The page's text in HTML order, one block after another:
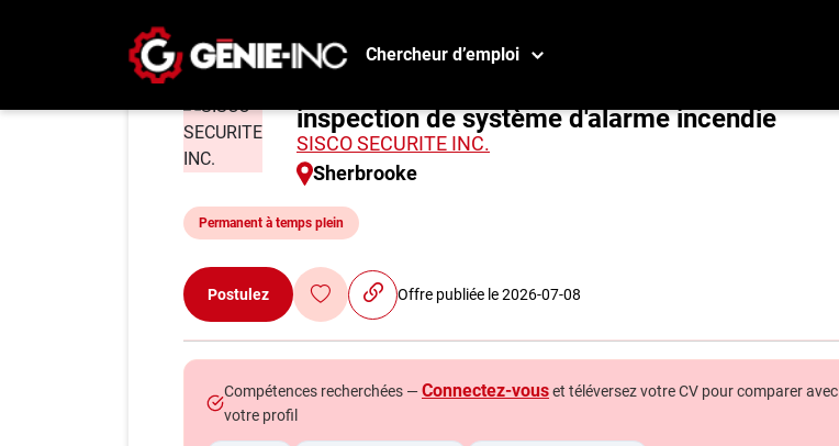
Chercheur d’emploi
Recherchez un emploi
Ma boîte à outils
inspection de système d'alarme incendie
SISCO SECURITE INC.
Sherbrooke
Permanent à temps plein
Postulez Offre publiée le 2026-07-08
Compétences recherchées —Connectez-vouset téléversez votre CV pour comparer avec
votre profil